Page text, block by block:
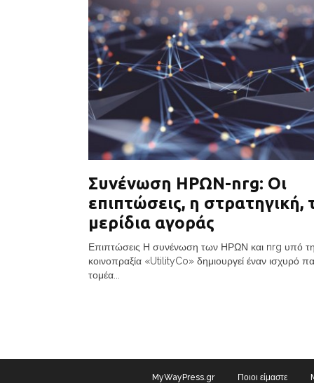
Συνένωση ΗΡΩΝ-nrg: Οι
επιπτώσεις, η στρατηγική,
μερίδια αγοράς
Επιπτώσεις Η συνένωση των ΗΡΩΝ και nrg υπό
κοινοπραξία «UtilityCo» δημιουργεί έναν ισχυρό
τομέα...
MyWayPress.gr Ποιοι είμαστε